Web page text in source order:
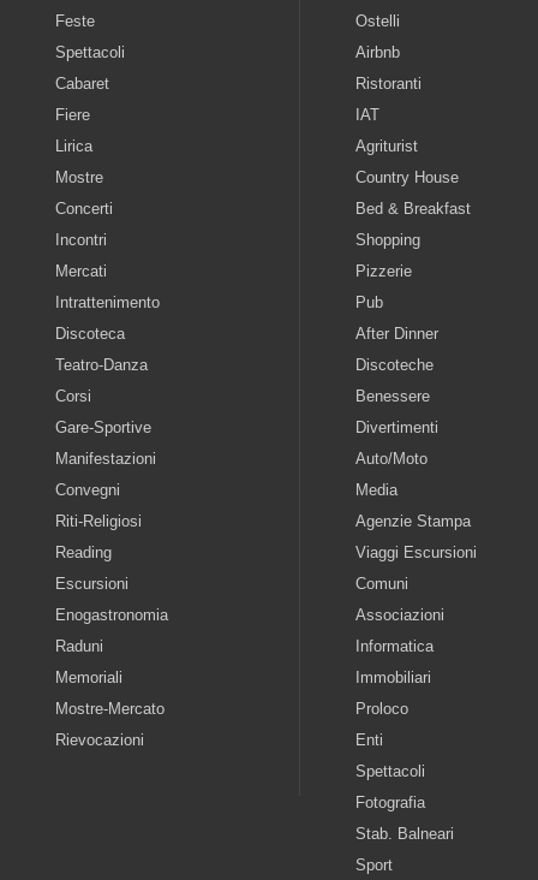
Feste
Spettacoli
Cabaret
Fiere
Lirica
Mostre
Concerti
Incontri
Mercati
Intrattenimento
Discoteca
Teatro-Danza
Corsi
Gare-Sportive
Manifestazioni
Convegni
Riti-Religiosi
Reading
Escursioni
Enogastronomia
Raduni
Memoriali
Mostre-Mercato
Rievocazioni
Ostelli
Airbnb
Ristoranti
IAT
Agriturist
Country House
Bed & Breakfast
Shopping
Pizzerie
Pub
After Dinner
Discoteche
Benessere
Divertimenti
Auto/Moto
Media
Agenzie Stampa
Viaggi Escursioni
Comuni
Associazioni
Informatica
Immobiliari
Proloco
Enti
Spettacoli
Fotografia
Stab. Balneari
Sport